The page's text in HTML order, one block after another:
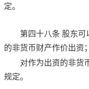
定。
第四十八条 股东可
的非货币财产作价出资
对作为出资的非货
规定。